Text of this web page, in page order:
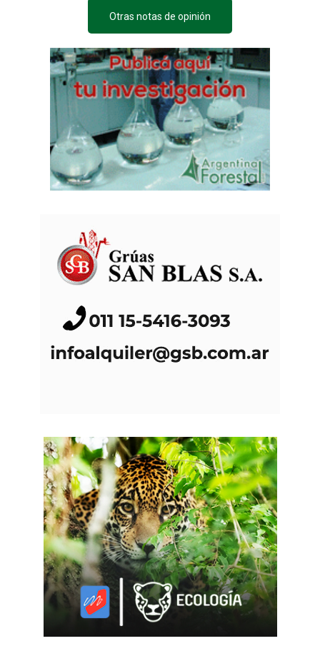
Otras notas de opinión